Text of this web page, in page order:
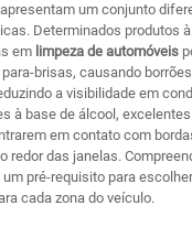
um conjunto
Determinados produtos
em limpeza de automóveis
brisas, causando
a visibilidade em
à base de álcool,
em contato com
redor das janelas.
pré-requisito para
cada zona do veículo.